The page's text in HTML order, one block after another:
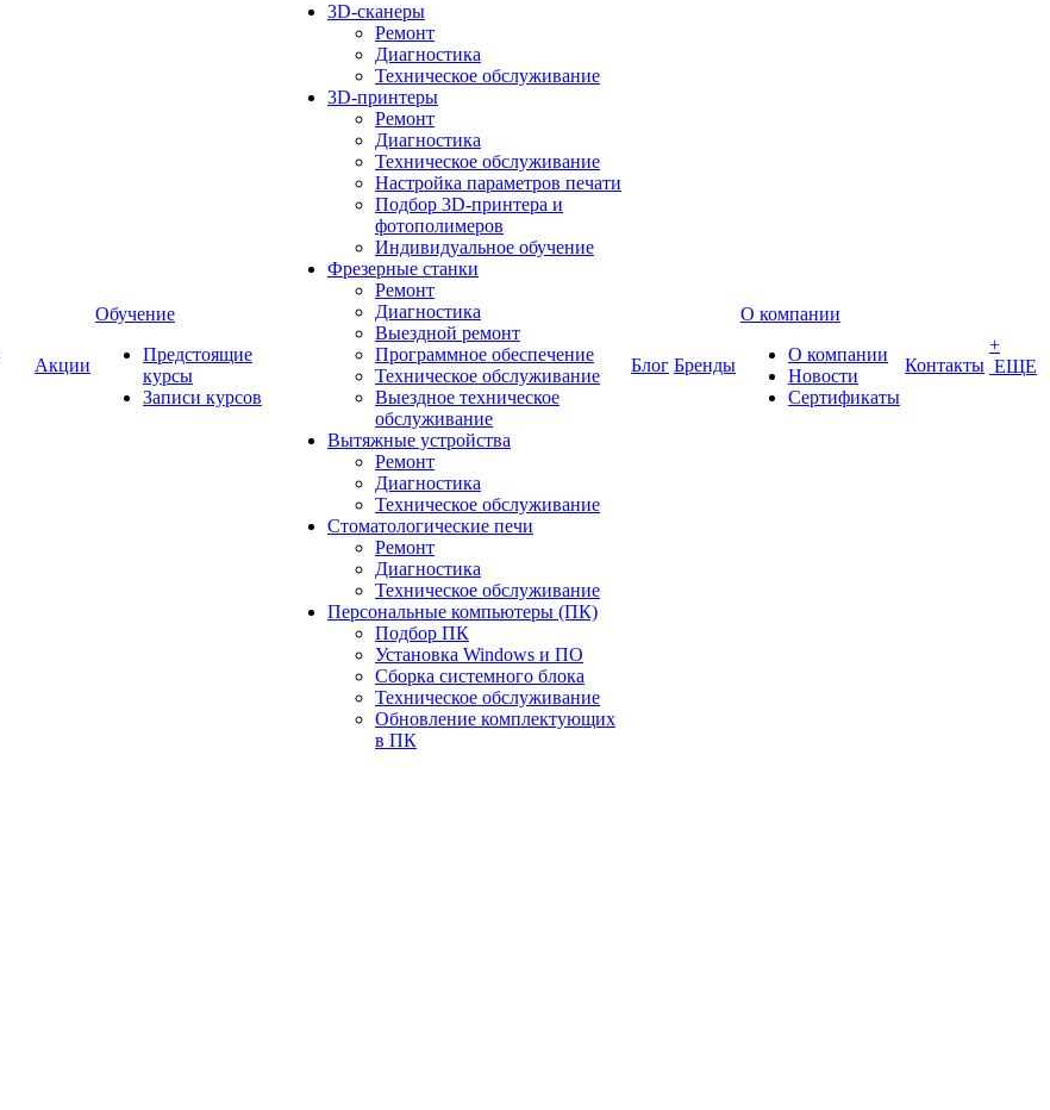
Акции
Обучение
Предстоящие
курсы
Записи курсов
3D-сканеры
Ремонт
Диагностика
Техническое обслуживание
3D-принтеры
Ремонт
Диагностика
Техническое обслуживание
Настройка параметров печати
Подбор 3D-принтера и
фотополимеров
Индивидуальное обучение
Фрезерные станки
Ремонт
Диагностика
Выездной ремонт
Программное обеспечение
Техническое обслуживание
Выездное техническое
обслуживание
Вытяжные устройства
Ремонт
Диагностика
Техническое обслуживание
Стоматологические печи
Ремонт
Диагностика
Техническое обслуживание
Персональные компьютеры (ПК)
Подбор ПК
Установка Windows и ПО
Сборка системного блока
Техническое обслуживание
Обновление комплектующих
в ПК
Блог Бренды
О компании
О компании
Новости
Сертификаты
Контакты
+
ЕЩЕ